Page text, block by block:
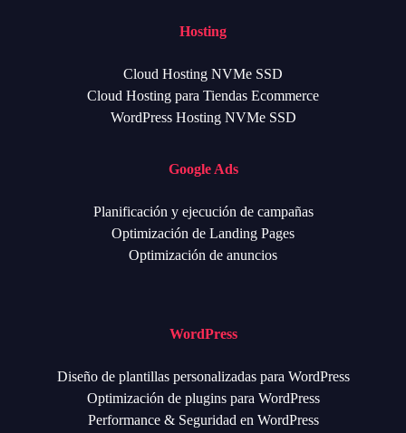
Hosting
Cloud Hosting NVMe SSD
Cloud Hosting para Tiendas Ecommerce
WordPress Hosting NVMe SSD
Google Ads
Planificación y ejecución de campañas
Optimización de Landing Pages
Optimización de anuncios
WordPress
Diseño de plantillas personalizadas para WordPress
Optimización de plugins para WordPress
Performance & Seguridad en WordPress